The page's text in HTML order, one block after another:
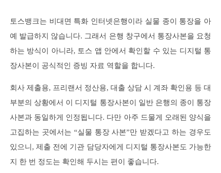
토스뱅크는 비대면 특화 인터넷은행이라 실물 종이 통장을 아
예 발급하지 않습니다. 그래서 은행 창구에서 통장사본을 요청
하는 방식이 아니라, 토스 앱 안에서 확인할 수 있는 디지털 통
장사본이 공식적인 증빙 자료 역할을 합니다.
회사 제출용, 프리랜서 정산용, 대출 상담 시 계좌 확인용 등 대
부분의 상황에서 이 디지털 통장사본이 일반 은행의 종이 통장
사본과 동일하게 인정됩니다. 다만 아주 드물게 오래된 양식을
고집하는 곳에서는 “실물 통장 사본”만 받겠다고 하는 경우도
있으니, 제출 전에 기관 담당자에게 디지털 통장사본도 가능한
지 한 번 정도는 확인해 두시는 편이 좋습니다.